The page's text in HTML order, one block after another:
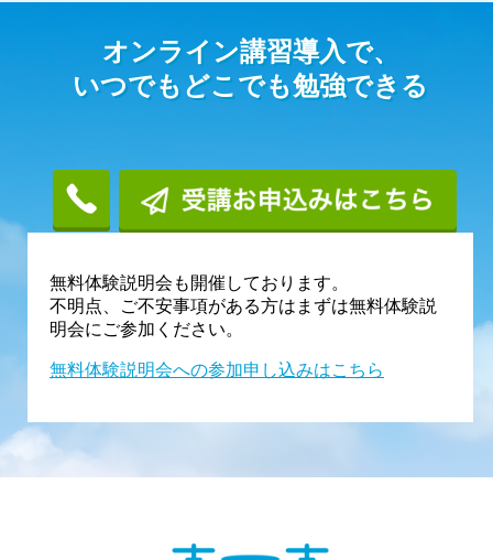
オンライン講習導入で、
いつでもどこでも勉強できる
無料体験説明会も開催しております。
不明点、ご不安事項がある方はまずは無料体験説
明会にご参加ください。
無料体験説明会への参加申し込みはこちら